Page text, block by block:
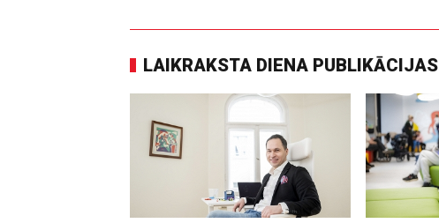
LAIKRAKSTA DIENA PUBLIKĀCIJAS